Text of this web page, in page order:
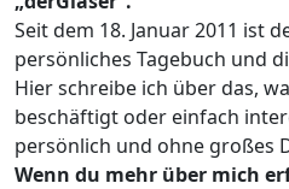
Seit dem 18. Januar 2011 ist
persönliches Tagebuch und
Hier schreibe ich über das,
beschäftigt oder einfach
persönlich und ohne großes
Wenn du mehr über mich